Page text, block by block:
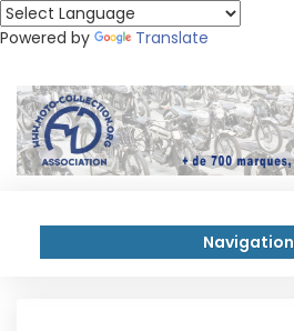
Powered by Translate
Navigation